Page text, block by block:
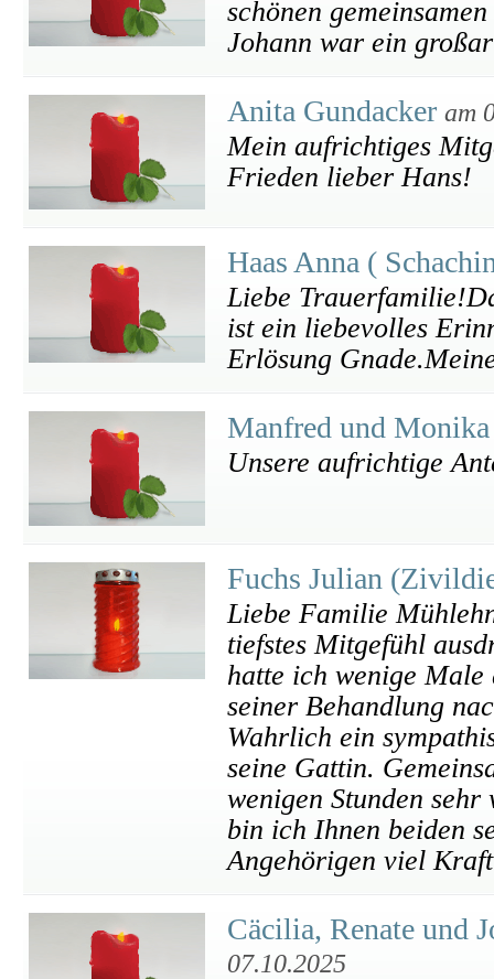
schönen
Johann war ein
Anita Gundacker am
Mein aufrichtiges
Frieden lieber Hans!
Haas Anna (
Liebe
ist ein liebevolles
Erlösung
Manfred und
Unsere aufrichtige
Fuchs Julian
Liebe Familie
tiefstes Mitgefühl
hatte ich wenige
seiner Behandlung
Wahrlich ein
seine Gattin.
wenigen Stunden
bin ich Ihnen beiden
Angehörigen viel
Cäcilia, Renate und
07.10.2025